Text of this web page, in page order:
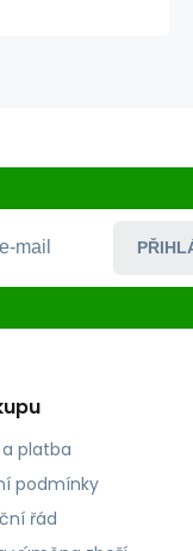
platba
podmínky
řád